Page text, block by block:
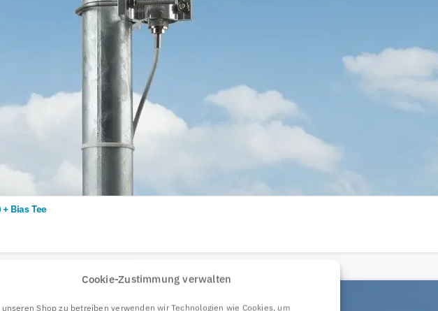
Cookie-Zustimmung verwalten
unseren Shop zu betreiben verwenden wir Technologien wie Cookies, um
Bias Tee